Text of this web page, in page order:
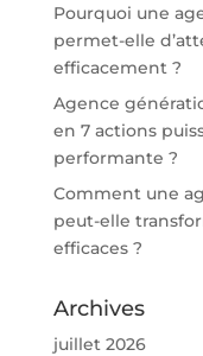
Pourquoi une
permet-elle
efficacement ?
Agence
en 7 actions
performante ?
Comment une
peut-elle
efficaces ?
Archives
juillet 2026